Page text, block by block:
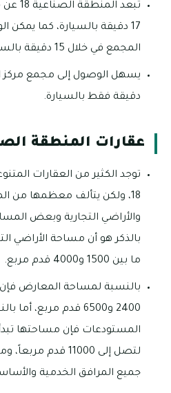
تبعد
17 دقيقة بالسيارة، كما
المجمع في خلال 15 دقيقة بالسيارة.
دقيقة فقط بالسيارة.
عقارات المنطقة
توجد الكثير من العقارات
18، ولكن يتألف معظمها من
والأراضي التجارية وبعض
بالذكر هو أن مساحة الأراضي
ما بين 1500 و4000 قدم مربع.
بالنسبة لمساحة المعارض
2400 و6500 قدم مربع،
لتصل إلى 11000 قدم
جميع المرافق الخدمية